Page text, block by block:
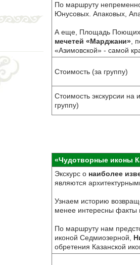
По маршруту
Юнусовых. Апаковых,
А еще, Площадь Поющих
мечетей «Марджани» ,
«Азимовской» - самой
Стоимость (за группу)
Стоимость экскурсии на
группу)
«Чудотворные иконы
Экскурс о наиболее
являются
Узнаем историю
менее интересны факты
По маршруту нам
иконой Седмиозерной,
обретения Казанской